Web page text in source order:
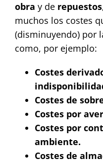
obra y de repuestos
muchos los costes
(disminuyendo) por
como, por ejemplo:
Costes
Costes de
Costes por
Costes por
ambiente.
Costes de